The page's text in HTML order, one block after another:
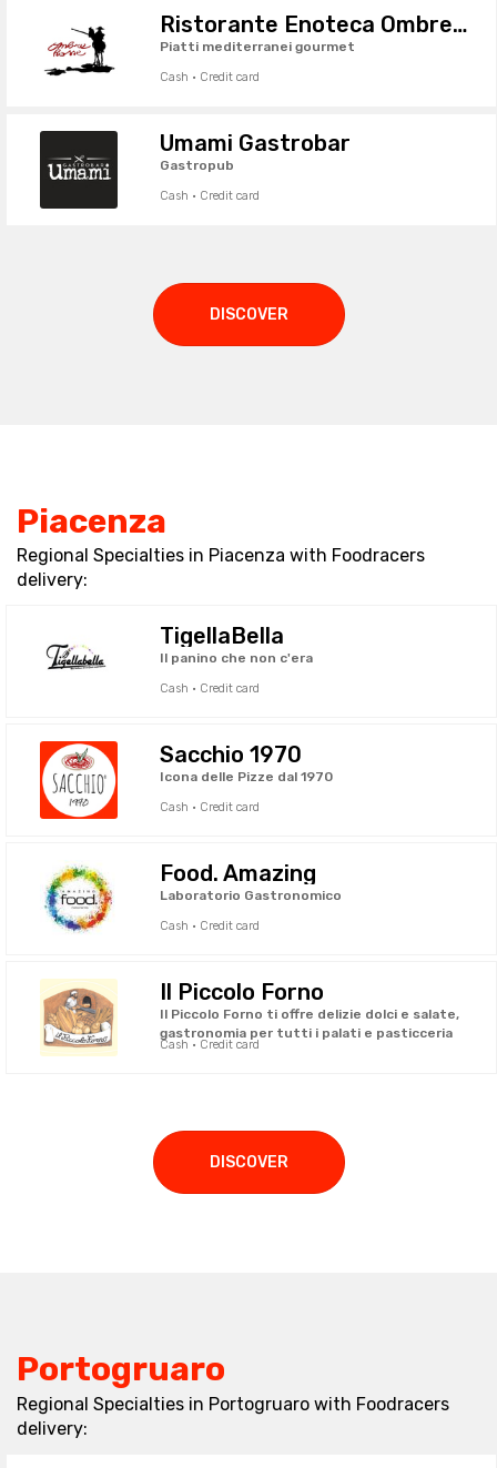
Ristorante Enoteca Ombre Rosse
Piatti mediterranei gourmet
Cash · Credit card
Umami Gastrobar
Gastropub
Cash · Credit card
DISCOVER
Piacenza
Regional Specialties in Piacenza with Foodracers
delivery:
TigellaBella
Il panino che non c'era
Cash · Credit card
Sacchio 1970
Icona delle Pizze dal 1970
Cash · Credit card
Food. Amazing
Laboratorio Gastronomico
Cash · Credit card
Il Piccolo Forno
Il Piccolo Forno ti offre delizie dolci e salate,
gastronomia per tutti i palati e pasticceria
Cash · Credit card
DISCOVER
Portogruaro
Regional Specialties in Portogruaro with Foodracers
delivery: